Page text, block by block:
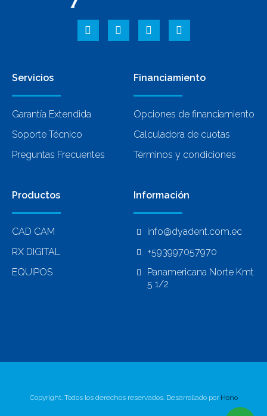
Servicios
Garantía Extendida
Soporte Técnico
Preguntas Frecuentes
Financiamiento
Opciones de financiamiento
Calculadora de cuotas
Términos y condiciones
Productos
CAD CAM
RX DIGITAL
EQUIPOS
Información
info@dyadent.com.ec
+593997057970
Panamericana Norte Kmt
5 1/2
Copyright. Todos los derechos reservados. Desarrollado por Hono